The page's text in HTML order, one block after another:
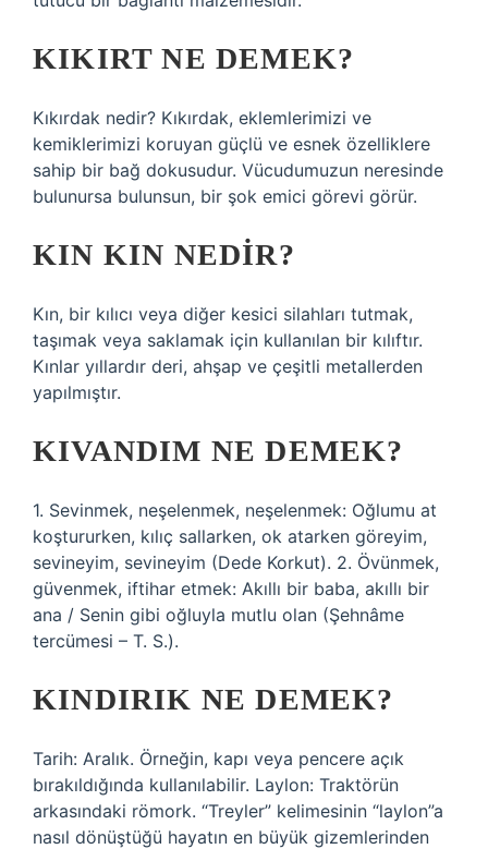
KIKIRT NE DEMEK?
Kıkırdak nedir? Kıkırdak, eklemlerimizi ve
kemiklerimizi koruyan güçlü ve esnek özelliklere
sahip bir bağ dokusudur. Vücudumuzun neresinde
bulunursa bulunsun, bir şok emici görevi görür.
KIN KIN NEDIR?
Kın, bir kılıcı veya diğer kesici silahları tutmak,
taşımak veya saklamak için kullanılan bir kılıftır.
Kınlar yıllardır deri, ahşap ve çeşitli metallerden
yapılmıştır.
KIVANDIM NE DEMEK?
1. Sevinmek, neşelenmek, neşelenmek: Oğlumu at
koştururken, kılıç sallarken, ok atarken göreyim,
sevineyim, sevineyim (Dede Korkut). 2. Övünmek,
güvenmek, iftihar etmek: Akıllı bir baba, akıllı bir
ana / Senin gibi oğluyla mutlu olan (Şehnâme
tercümesi – T. S.).
KINDIRIK NE DEMEK?
Tarih: Aralık. Örneğin, kapı veya pencere açık
bırakıldığında kullanılabilir. Laylon: Traktörün
arkasındaki römork. “Treyler” kelimesinin “laylon”a
nasıl dönüştüğü hayatın en büyük gizemlerinden